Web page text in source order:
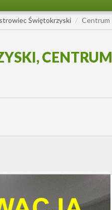
Świętokrzyski Centrum
CENTRUM